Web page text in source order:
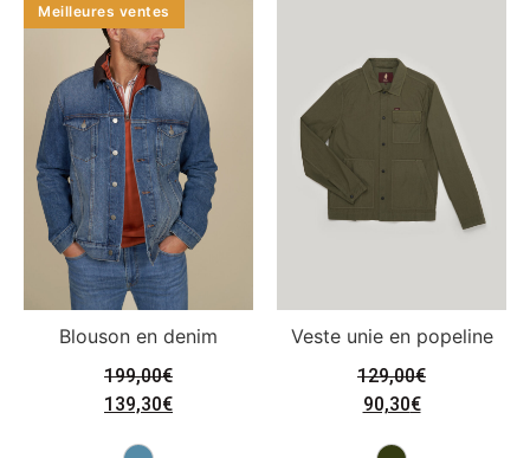
Meilleures ventes
Blouson en denim
199,00€
139,30€
Veste unie en popeline
129,00€
90,30€